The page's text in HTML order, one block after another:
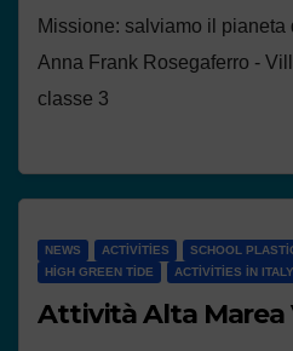
Missione: salviamo il
Anna Frank Rosegaferro -
classe 3
NEWS ACTIVITIES
SCHOOL
HIGH GREEN TIDE
ACTIVITIES IN ITALY
Attività Alta Marea